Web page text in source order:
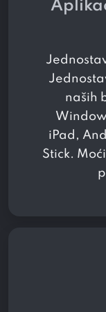
naših
iPad,
Stick.